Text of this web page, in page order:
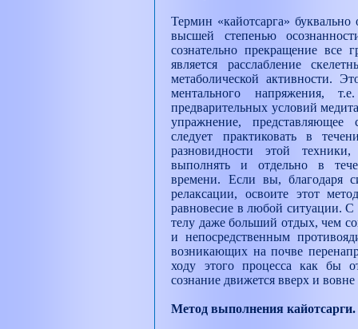
Термин «кайотсарга» буквально
высшей степенью
сознательно прекращение все
является расслабление
метаболической активности.
ментального напряжения,
предварительных условий
упражнение,
следует практиковать в
разновидности этой
выполнять и отдельно в
времени. Если вы, благодаря
релаксации, освоите этот
равновесие в любой ситуации. С
телу даже больший отдых, чем
и непосредственным
возникающих на почве
ходу этого процесса как бы
сознание движется вверх и
Метод выполнения кайотсарги.